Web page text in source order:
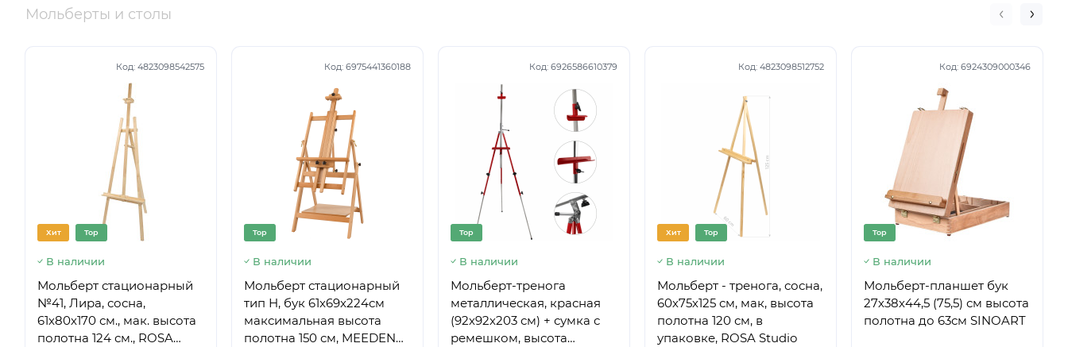
Мольберты и столы
Код: 4823098542575
Хит Top
В наличии
Мольберт стационарный
№41, Лира, сосна,
61х80х170 см., мак. высота
полотна 124 см., ROSA
Код: 6975441360188
Top
В наличии
Мольберт стационарный
тип Н, бук 61x69x224см
максимальная высота
полотна 150 см, MEEDEN
Код: 6926586610379
Top
В наличии
Мольберт-тренога
металлическая, красная
(92х92х203 см) + сумка с
ремешком, высота
Код: 4823098512752
Хит Top
В наличии
Мольберт - тренога, сосна,
60х75х125 см, мак, высота
полотна 120 см, в
упаковке, ROSA Studio
Код: 6924309000346
Top
В наличии
Мольберт-планшет бук
27х38х44,5 (75,5) см высота
полотна до 63см SINOART